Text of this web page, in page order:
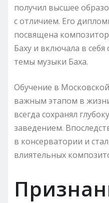
получил высшее
с отличием. Его
посвящена
Баху и включала в
темы музыки Баха.
Обучение в
важным этапом в
всегда сохранял
заведением.
в консерватории и
влиятельных